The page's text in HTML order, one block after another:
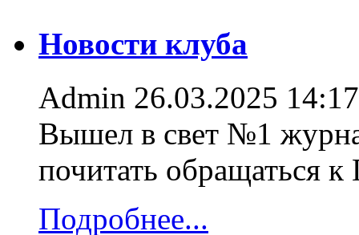
Новости клуба
Admin 26.03.2025 14:17
Вышел в свет №1
почитать обращаться
Подробнее...